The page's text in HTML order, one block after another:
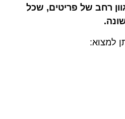
רחב של פריטים, שכל
למצוא: